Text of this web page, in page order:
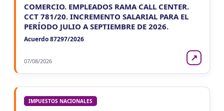
COMERCIO. EMPLEADOS RAMA CALL CENTER.
CCT 781/20. INCREMENTO SALARIAL PARA EL
PERÍODO JULIO A SEPTIEMBRE DE 2026.
Acuerdo 87297/2026
07/08/2026 ↗
IMPUESTOS NACIONALES